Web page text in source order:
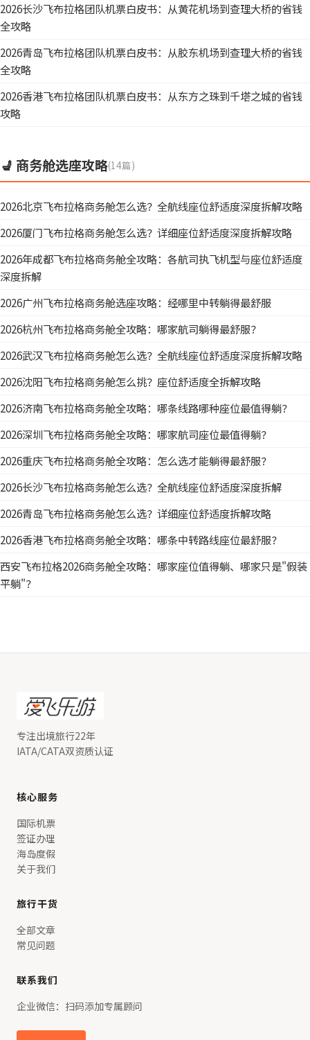
2026长沙飞布拉格团队机票白皮书：从黄花机场到查理大桥的省钱
全攻略
2026青岛飞布拉格团队机票白皮书：从胶东机场到查理大桥的省钱
全攻略
2026香港飞布拉格团队机票白皮书：从东方之珠到千塔之城的省钱
攻略
💺 商务舱选座攻略(14篇)
2026北京飞布拉格商务舱怎么选？全航线座位舒适度深度拆解攻略
2026厦门飞布拉格商务舱怎么选？详细座位舒适度深度拆解攻略
2026年成都飞布拉格商务舱全攻略：各航司执飞机型与座位舒适度
深度拆解
2026广州飞布拉格商务舱选座攻略：经哪里中转躺得最舒服
2026杭州飞布拉格商务舱全攻略：哪家航司躺得最舒服？
2026武汉飞布拉格商务舱怎么选？全航线座位舒适度深度拆解攻略
2026沈阳飞布拉格商务舱怎么挑？座位舒适度全拆解攻略
2026济南飞布拉格商务舱全攻略：哪条线路哪种座位最值得躺？
2026深圳飞布拉格商务舱全攻略：哪家航司座位最值得躺？
2026重庆飞布拉格商务舱全攻略：怎么选才能躺得最舒服？
2026长沙飞布拉格商务舱怎么选？全航线座位舒适度深度拆解
2026青岛飞布拉格商务舱怎么选？详细座位舒适度拆解攻略
2026香港飞布拉格商务舱全攻略：哪条中转路线座位最舒服？
西安飞布拉格2026商务舱全攻略：哪家座位值得躺、哪家只是"假装
平躺"？
专注出境旅行22年
IATA/CATA双资质认证
核心服务
国际机票
签证办理
海岛度假
关于我们
旅行干货
全部文章
常见问题
联系我们
企业微信：扫码添加专属顾问